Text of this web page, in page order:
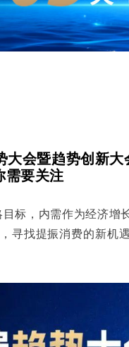
大会暨趋势创新大
需要关注
标，内需作为经济增
寻找提振消费的新机